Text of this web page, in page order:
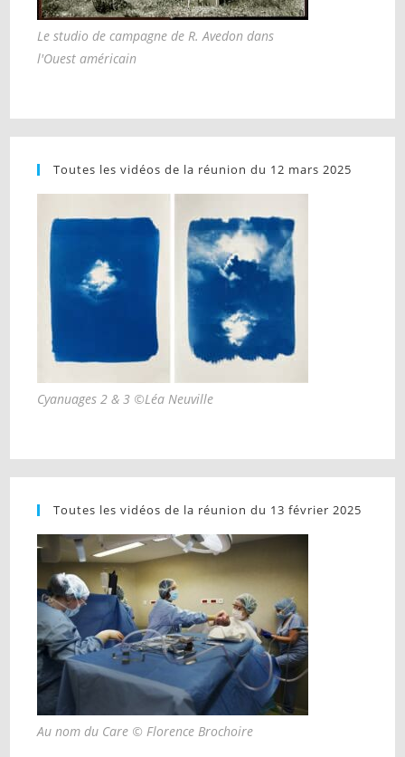
Le studio de campagne de R. Avedon dans
l'Ouest américain
Toutes les vidéos de la réunion du 12 mars 2025
Cyanuages 2 & 3 ©Léa Neuville
Toutes les vidéos de la réunion du 13 février 2025
Au nom du Care © Florence Brochoire